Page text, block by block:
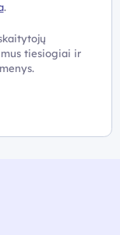
.
tiesiogiai ir